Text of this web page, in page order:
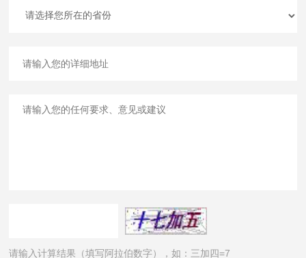
请输入计算结果（填写阿拉伯数字），如：三加四=7